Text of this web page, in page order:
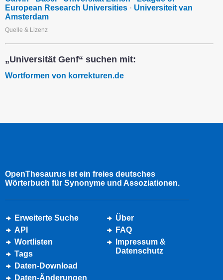
European Research Universities · Universiteit van
Amsterdam
Quelle & Lizenz
„Universität Genf“ suchen mit:
Wortformen von korrekturen.de
OpenThesaurus ist ein freies deutsches
Wörterbuch für Synonyme und Assoziationen.
Erweiterte Suche
API
Wortlisten
Tags
Daten-Download
Daten-Änderungen
Über
FAQ
Impressum &
Datenschutz